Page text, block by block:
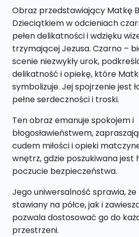
M7
CB
18
X
27
CM
Obraz przedstawiający Matkę
Dzieciątkiem w odcieniach
pełen delikatności i wdzięku
trzymającej Jezusa. Czarno –
scenie niezwykły urok,
delikatność i opiekę, które
symbolizuje. Jej spojrzenie jest
pełne serdeczności i troski.
Ten obraz emanuje spokojem i
błogosławieństwem,
cudem miłości i opieki
wnętrz, gdzie poszukiwana jest
poczucie bezpieczeństwa.
Jego uniwersalność sprawia,
stawiany na półce, jak i
pozwala dostosować go do
przestrzeni.